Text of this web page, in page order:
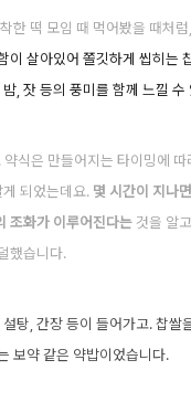
한 떡 모임 때 먹어봤을 때처럼,
이 살아있어 쫄깃하게 씹히는
, 잣 등의 풍미를 함께 느낄 수
약식은 만들어지는 타이밍에
되었는데요. 몇 시간이 지나
조화가 이루어진다는 것을 알
했습니다.
설탕, 간장 등이 들어가고. 찹
보약 같은 약밥이었습니다.